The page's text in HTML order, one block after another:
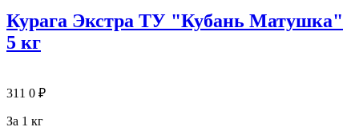
Курага Экстра ТУ "Кубань Матушка"
5 кг
311 0 ₽
За 1 кг